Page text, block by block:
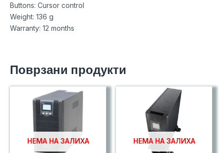
Buttons: Cursor control
Weight: 136 g
Warranty: 12 months
Поврзани продукти
НЕМА НА ЗАЛИХА НЕМА НА ЗАЛИХА